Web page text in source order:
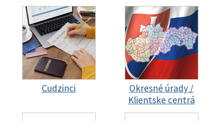
Cudzinci
Okresné úrady /
Klientske centrá